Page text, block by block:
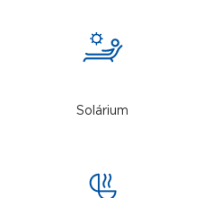
Solárium